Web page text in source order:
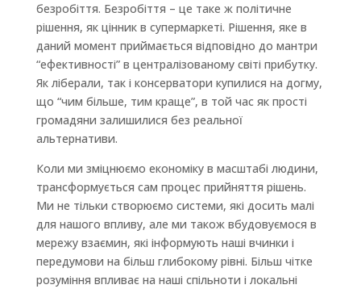
безробіття. Безробіття – це таке ж політичне
рішення, як цінник в супермаркеті. Рішення, яке в
даний момент приймається відповідно до мантри
“ефективності” в централізованому світі прибутку.
Як ліберали, так і консерватори купилися на догму,
що “чим більше, тим краще”, в той час як прості
громадяни залишилися без реальної
альтернативи.
Коли ми зміцнюємо економіку в масштабі людини,
трансформується сам процес прийняття рішень.
Ми не тільки створюємо системи, які досить малі
для нашого впливу, але ми також вбудовуємося в
мережу взаємин, які інформують наші вчинки і
передумови на більш глибокому рівні. Більш чітке
розуміння впливає на наші спільноти і локальні